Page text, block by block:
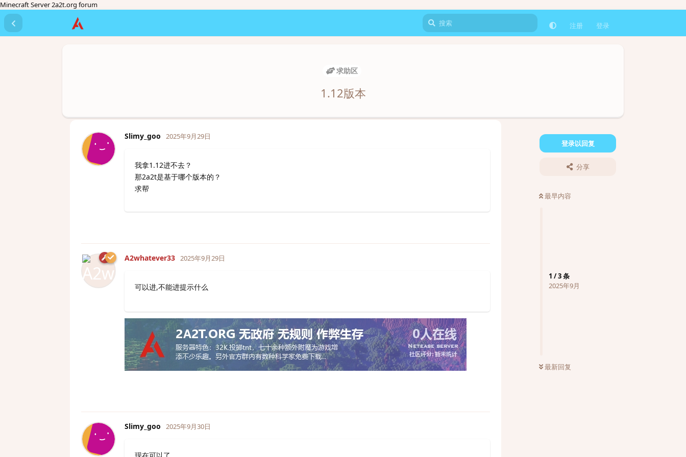
Minecraft Server 2a2t.org forum
注册 登录
求助区
1.12版本
登录以回复
分享
最早内容
1 /3条
2025年9月
最新回复
Slimy_goo 2025年9月29日
我拿1.12进不去？
那2a2t是基于哪个版本的？
求帮
A2whatever33 2025年9月29日
可以进,不能进提示什么
Slimy_goo 2025年9月30日